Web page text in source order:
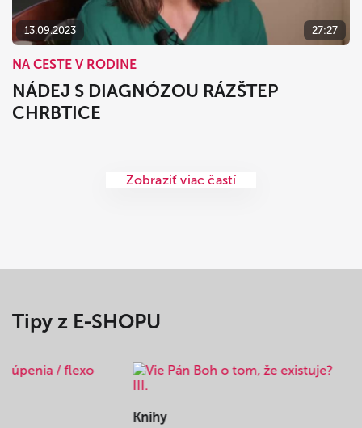
13.09.2023 27:27
NA CESTE V RODINE
NÁDEJ S DIAGNÓZOU RÁZŠTEP
CHRBTICE
Zobraziť viac častí
Tipy z E-SHOPU
Knihy